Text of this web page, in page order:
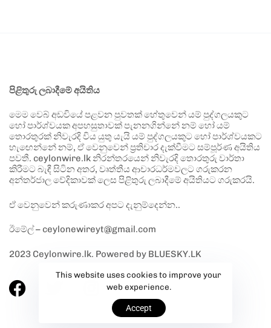
පිළිතුරු ලබාදීමේ අයිතිය
මෙම වෙබ් අඩවියේ පළවන පුවතක් හේතුවෙන් යම් පුද්ගලයකුට
හෝ පාර්ශ්වයක අපහසුතාවක් පැනනගින්නේ නම් හෝ යම්
තොරතුරක් නිවැරදි විය යුතු යැයි යම් පුද්ගලයකුට හෝ පාර්ශ්වයකට
හැඟෙන්නේ නම්, ඒ වෙනුවෙන් ප්‍රතිචාර දැක්වීමට සම්පූර්ණ අයිතිය
පවතී. ceylonwire.lk නිරන්තරයෙන් නිවැරදි තොරතුරු වාර්තා
කිරීමට බැඳී සිටින අතර, වෘත්තීය ආචාරධර්මවලට ගරුකරන
අන්තර්ජාල වේදිකාවක් ලෙස පිළිතුරු ලබාදීමේ අයිතියට ගරුකරයි.
ඒ වෙනුවෙන් කරුණාකර අපට දැනුම්දෙන්න..
ඊමේල් – ceylonewireyt@gmail.com
2023 Ceylonwire.lk. Powered by BLUESKY.LK
This website uses cookies to improve your
web experience.
Accept